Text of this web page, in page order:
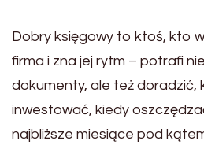
Dobry księgowy to ktoś, kto
firma i zna jej rytm – potrafi
dokumenty, ale też doradzić,
inwestować, kiedy
najbliższe miesiące pod